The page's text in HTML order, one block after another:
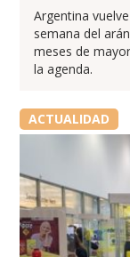
Argentina
semana del
meses de
la agenda.
ACTUALIDAD